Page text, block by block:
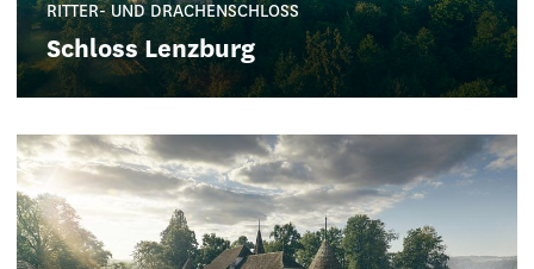
RITTER- UND DRACHENSCHLOSS
Schloss Lenzburg